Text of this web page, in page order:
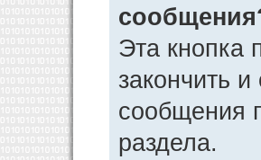
Эта кнопка
закончить
сообщения
раздела.